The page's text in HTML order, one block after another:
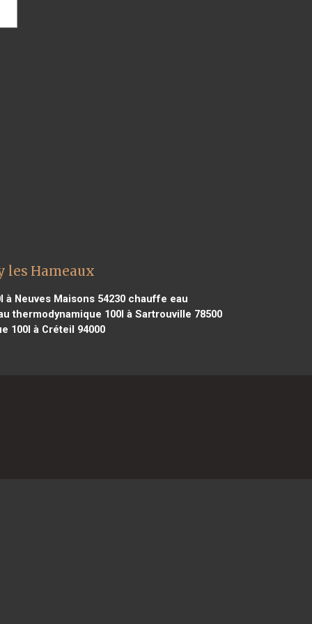
les Hameaux
Neuves Maisons 54230chauffe eau
thermodynamique 100l à Sartrouville 78500
100l à Créteil 94000